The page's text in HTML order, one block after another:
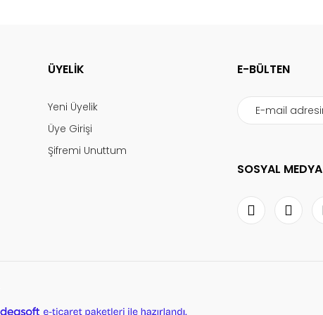
ÜYELİK
Yeni Üyelik
Üye Girişi
Şifremi Unuttum
E-BÜLTEN
SOSYAL MEDYA
ideasoft e-